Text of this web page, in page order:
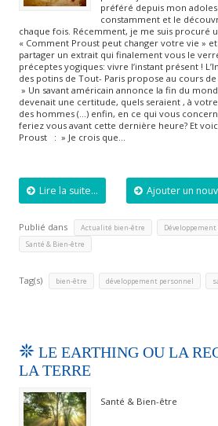
préféré depuis mon
constamment et le
chaque fois. Récemment, je me suis procuré
« Comment Proust peut changer votre vie »
partager un extrait qui finalement vous le
préceptes yogiques: vivre l’instant présent !
des potins de Tout- Paris propose au cours de
» Un savant américain annonce la fin du
devenait une certitude, quels seraient , à votre
des hommes (…) enfin, en ce qui vous
feriez vous avant cette dernière heure? Et
Proust : » Je crois que…
Lire la suite... Ajouter un
Publié dans Actualité bien-être
Santé & Bien-être
Tag(s) bien-être développement personnel
LE EARTHING OU LA
LA TERRE
Santé & Bien-être